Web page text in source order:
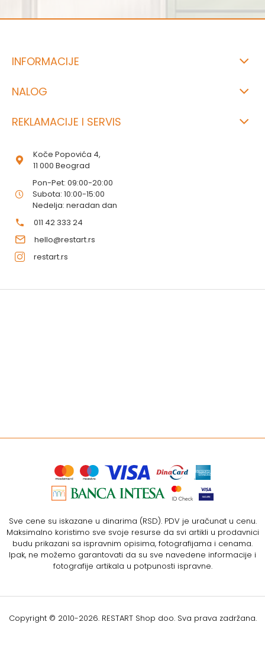
INFORMACIJE
NALOG
REKLAMACIJE I SERVIS
Koče Popovića 4,
11 000 Beograd
Pon-Pet: 09:00-20:00
Subota: 10:00-15:00
Nedelja: neradan dan
011 42 333 24
hello@restart.rs
restart.rs
Sve cene su iskazane u dinarima (RSD). PDV je uračunat u cenu.
Maksimalno koristimo sve svoje resurse da svi artikli u prodavnici
budu prikazani sa ispravnim opisima, fotografijama i cenama.
Ipak, ne možemo garantovati da su sve navedene informacije i
fotografije artikala u potpunosti ispravne.
Copyright © 2010-2026. RESTART Shop doo. Sva prava zadržana.